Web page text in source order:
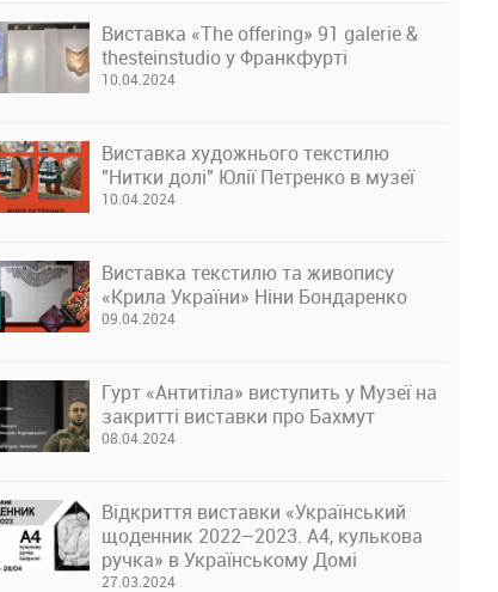
Виставка «The offering» 91 galerie &
thesteinstudio у Франкфурті
10.04.2024
Виставка художнього текстилю
"Нитки долі" Юлії Петренко в музеї
10.04.2024
Виставка текстилю та живопису
«Крила України» Ніни Бондаренко
09.04.2024
Гурт «Антитіла» виступить у Музеї на
закритті виставки про Бахмут
08.04.2024
Відкриття виставки «Український
щоденник 2022–2023. А4, кулькова
ручка» в Українському Домі
27.03.2024